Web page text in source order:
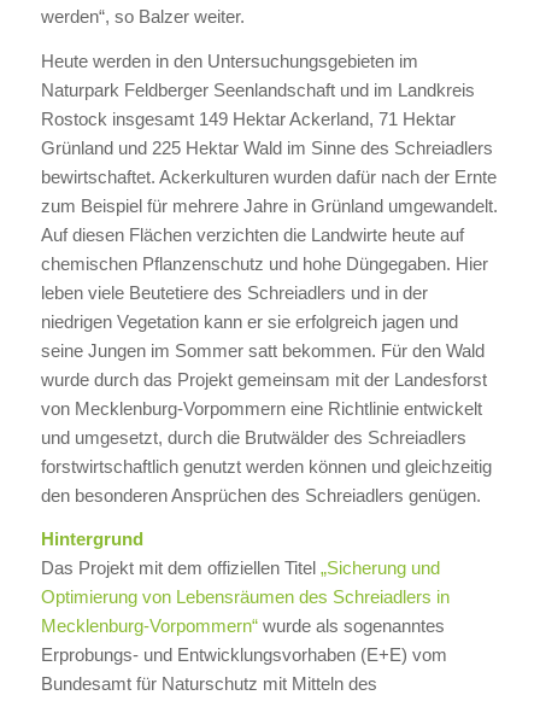
werden“, so Balzer weiter.
Heute werden in den Untersuchungsgebieten im
Naturpark Feldberger Seenlandschaft und im Landkreis
Rostock insgesamt 149 Hektar Ackerland, 71 Hektar
Grünland und 225 Hektar Wald im Sinne des Schreiadlers
bewirtschaftet. Ackerkulturen wurden dafür nach der Ernte
zum Beispiel für mehrere Jahre in Grünland umgewandelt.
Auf diesen Flächen verzichten die Landwirte heute auf
chemischen Pflanzenschutz und hohe Düngegaben. Hier
leben viele Beutetiere des Schreiadlers und in der
niedrigen Vegetation kann er sie erfolgreich jagen und
seine Jungen im Sommer satt bekommen. Für den Wald
wurde durch das Projekt gemeinsam mit der Landesforst
von Mecklenburg-Vorpommern eine Richtlinie entwickelt
und umgesetzt, durch die Brutwälder des Schreiadlers
forstwirtschaftlich genutzt werden können und gleichzeitig
den besonderen Ansprüchen des Schreiadlers genügen.
Hintergrund
Das Projekt mit dem offiziellen Titel„Sicherung und
Optimierung von Lebensräumen des Schreiadlers in
Mecklenburg-Vorpommern“wurde als sogenanntes
Erprobungs- und Entwicklungsvorhaben (E+E) vom
Bundesamt für Naturschutz mit Mitteln des